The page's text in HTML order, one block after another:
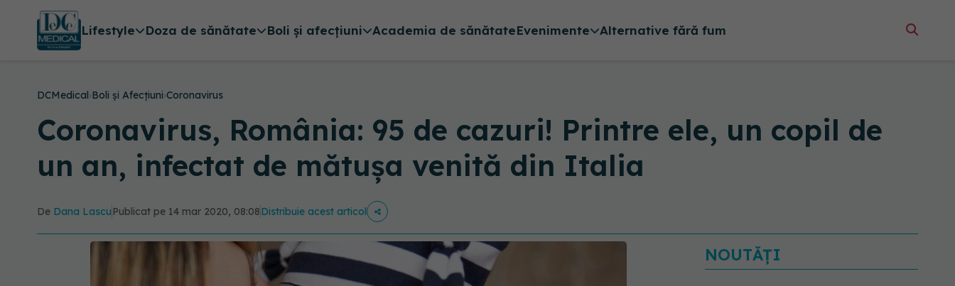
Lifestyle Doza de sănătate Boli și afecțiuni Academia de sănătateEvenimente Alternative fără fum
DCMedical›Boli și Afecțiuni›Coronavirus
Coronavirus, România: 95 de cazuri! Printre ele, un copil de
un an, infectat de mătușa venită din Italia
De Dana Lascu Publicat pe 14 mar 2020, 08:08Distribuie acest articol
NOUTĂȚI